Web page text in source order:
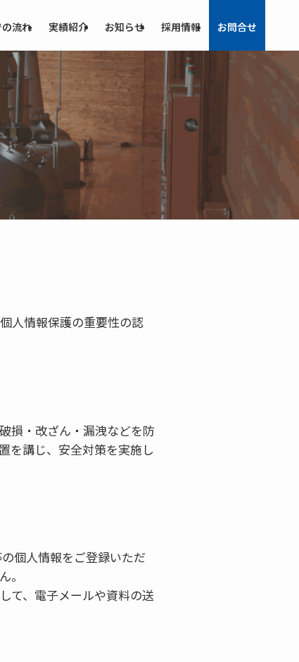
流れ 実績紹介 お知らせ 採用情報 お問合せ
人情報保護の重要性の認
損・改ざん・漏洩などを防
を講じ、安全対策を実施し
個人情報をご登録いただ
。
て、電子メールや資料の送